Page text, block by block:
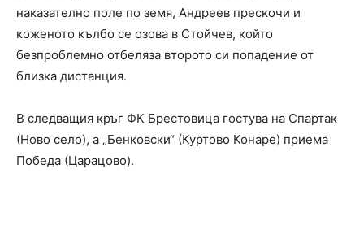
наказателно поле по земя, Андреев прескочи и
коженото кълбо се озова в Стойчев, който
безпроблемно отбеляза второто си попадение от
близка дистанция.
В следващия кръг ФК Брестовица гостува на Спартак
(Ново село), а „Бенковски“ (Куртово Конаре) приема
Победа (Царацово).